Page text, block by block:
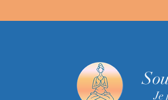
Je